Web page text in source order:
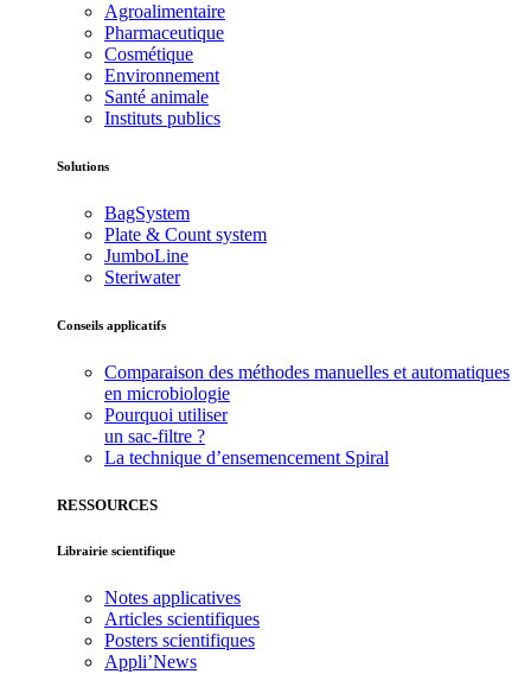
Agroalimentaire
Pharmaceutique
Cosmétique
Environnement
Santé animale
Instituts publics
Solutions
BagSystem
Plate & Count system
JumboLine
Steriwater
Conseils applicatifs
Comparaison des méthodes manuelles et automatiques
en microbiologie
Pourquoi utiliser
un sac-filtre ?
La technique d’ensemencement Spiral
RESSOURCES
Librairie scientifique
Notes applicatives
Articles scientifiques
Posters scientifiques
Appli’News